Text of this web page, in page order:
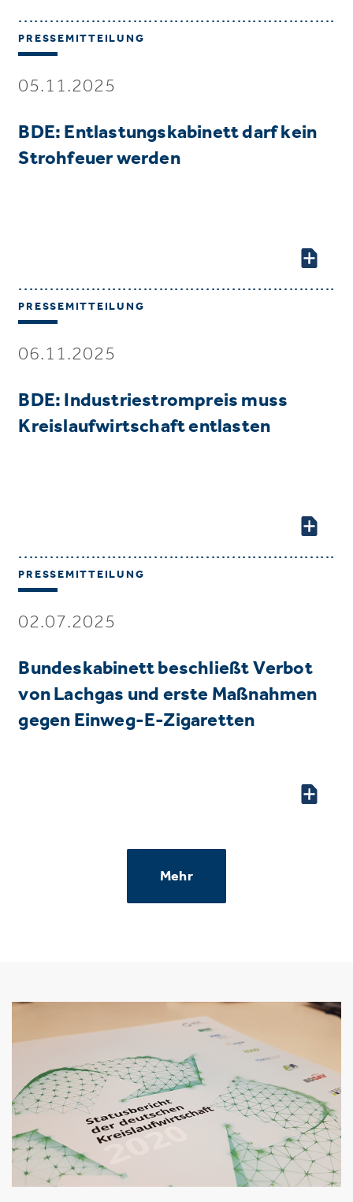
PRESSEMITTEILUNG
05.11.2025
BDE: Entlastungskabinett darf kein
Strohfeuer werden
PRESSEMITTEILUNG
06.11.2025
BDE: Industriestrompreis muss
Kreislaufwirtschaft entlasten
PRESSEMITTEILUNG
02.07.2025
Bundeskabinett beschließt Verbot
von Lachgas und erste Maßnahmen
gegen Einweg-E-Zigaretten
Mehr